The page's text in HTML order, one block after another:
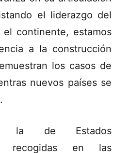
el liderazgo del
continente, estamos
a la construcción
los casos de
nuevos países se
la de Estados
recogidas en las